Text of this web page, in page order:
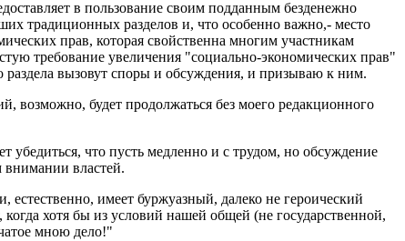
в пользование своим подданным безденежно
традиционных разделов и, что особенно важно,- место
прав, которая свойственна многим участникам
требование увеличения "социально-экономических прав"
вызовут споры и обсуждения, и призываю к ним.
возможно, будет продолжаться без моего редакционного
что пусть медленно и с трудом, но обсуждение
внимании властей.
имеет буржуазный, далеко не героический
хотя бы из условий нашей общей (не государственной,
мною дело!"